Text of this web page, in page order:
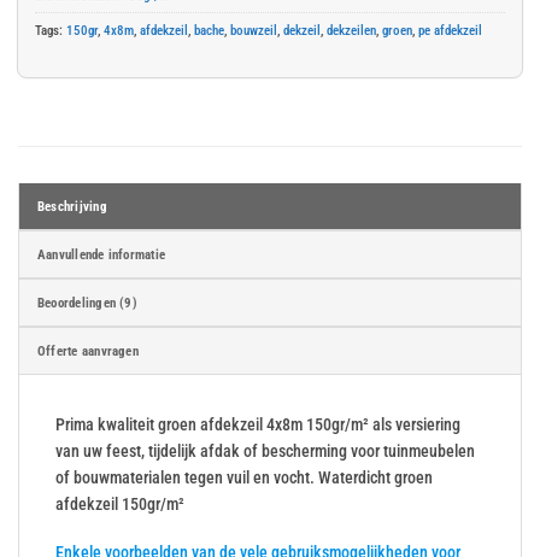
Tags: 150gr, 4x8m afdekzeil bache bouwzeil dekzeil dekzeilen groen pe afdekzeil
Beschrijving
Aanvullende informatie
Beoordelingen (9)
Offerte aanvragen
Prima kwaliteit groen afdekzeil 4x8m 150gr/m² als versiering
van uw feest, tijdelijk afdak of bescherming voor tuinmeubelen
of bouwmaterialen tegen vuil en vocht. Waterdicht groen
afdekzeil 150gr/m²
Enkele voorbeelden van de vele gebruiksmogelijkheden voor